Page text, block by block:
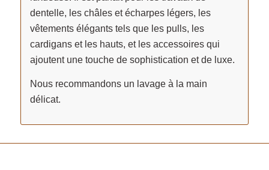
dentelle, les châles et écharpes légers, les
vêtements élégants tels que les pulls, les
cardigans et les hauts, et les accessoires qui
ajoutent une touche de sophistication et de luxe.
Nous recommandons un lavage à la main
délicat.